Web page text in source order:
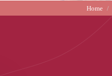
Home